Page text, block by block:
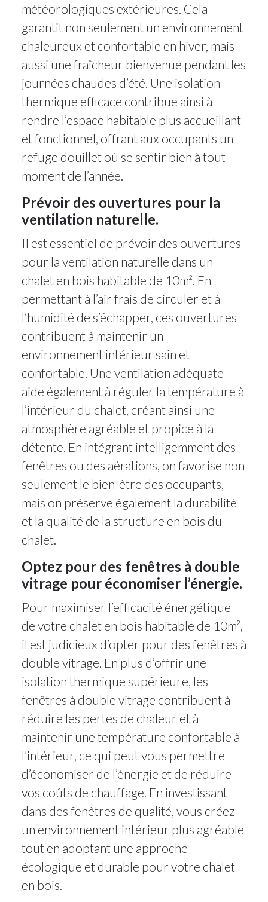
météorologiques extérieures. Cela
garantit non seulement un environnement
chaleureux et confortable en hiver, mais
aussi une fraîcheur bienvenue pendant les
journées chaudes d’été. Une isolation
thermique efficace contribue ainsi à
rendre l’espace habitable plus accueillant
et fonctionnel, offrant aux occupants un
refuge douillet où se sentir bien à tout
moment de l’année.
Prévoir des ouvertures pour la
ventilation naturelle.
Il est essentiel de prévoir des ouvertures
pour la ventilation naturelle dans un
chalet en bois habitable de 10m². En
permettant à l’air frais de circuler et à
l’humidité de s’échapper, ces ouvertures
contribuent à maintenir un
environnement intérieur sain et
confortable. Une ventilation adéquate
aide également à réguler la température à
l’intérieur du chalet, créant ainsi une
atmosphère agréable et propice à la
détente. En intégrant intelligemment des
fenêtres ou des aérations, on favorise non
seulement le bien-être des occupants,
mais on préserve également la durabilité
et la qualité de la structure en bois du
chalet.
Optez pour des fenêtres à double
vitrage pour économiser l’énergie.
Pour maximiser l’efficacité énergétique
de votre chalet en bois habitable de 10m²,
il est judicieux d’opter pour des fenêtres à
double vitrage. En plus d’offrir une
isolation thermique supérieure, les
fenêtres à double vitrage contribuent à
réduire les pertes de chaleur et à
maintenir une température confortable à
l’intérieur, ce qui peut vous permettre
d’économiser de l’énergie et de réduire
vos coûts de chauffage. En investissant
dans des fenêtres de qualité, vous créez
un environnement intérieur plus agréable
tout en adoptant une approche
écologique et durable pour votre chalet
en bois.